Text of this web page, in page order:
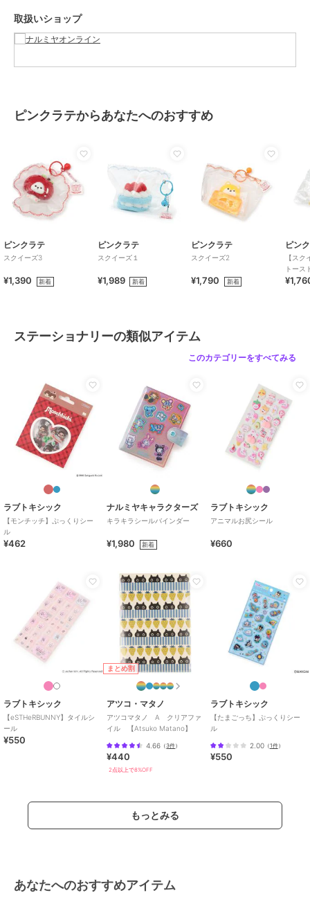
カラー
サイズ F
さい
取扱いショップ
ピンクラテからあなたへのおすすめ
ピンクラテ
スクイーズ3
¥1,390 新着
ピンクラテ
スクイーズ１
¥1,989 新着
ピンクラテ
スクイーズ2
¥1,790 新着
ピン
【ス
トース
ステーショナリーの類似アイテム
このカテゴリーをすべてみる
ラブトキシック
【モンチッチ】ぷっくりシー
ル
¥462
ナルミヤキャラクターズ
キラキラシールバインダー
¥1,980 新着
ラブトキシック
アニマルお尻シール
¥660
ラブトキシック
【eSTHeRBUNNY】タイルシ
ール
¥550
まとめ割
アツコ・マタノ
アツコマタノ A クリアファ
イル 【Atsuko Matano】
4.66 （3件）
¥440
2点以上で8%OFF
ラブトキシック
【たまごっち】ぷっくりシー
ル
2.00（1件）
¥550
もっとみる
あなたへのおすすめアイテム